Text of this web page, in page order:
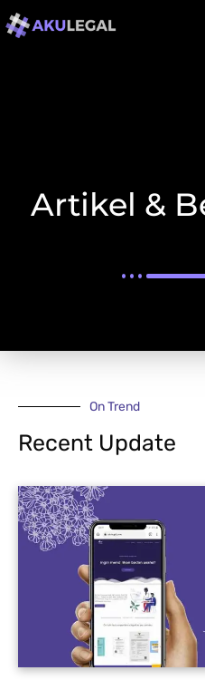
Artikel &
On Trend
Recent Update